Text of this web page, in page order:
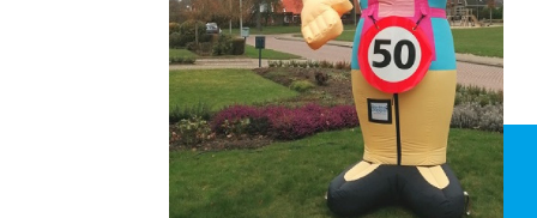
Pensioen
Skytubes
Rode loper
Versiering
Geboorte versiering
Geslaagd versiering
Huwelijk versiering